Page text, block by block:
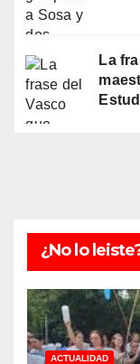
La
¿No lo
ACTUALIDAD